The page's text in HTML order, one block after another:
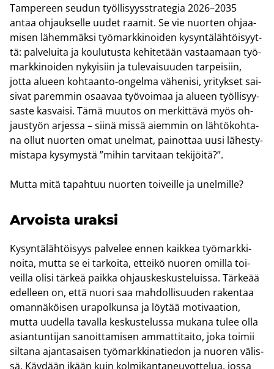
Tam­pe­reen seu­dun työl­li­syys­stra­te­gia 2026–2035
antaa oh­jauk­sel­le uudet raa­mit. Se vie nuor­ten oh­jaa­
mi­sen lä­hem­mäk­si työ­mark­ki­noi­den ky­syn­tä­läh­töi­syyt­
tä: pal­ve­lui­ta ja kou­lu­tus­ta ke­hi­te­tään vas­taa­maan työ­
mark­ki­noi­den ny­kyi­siin ja tu­le­vai­suu­den tar­pei­siin,
jotta alu­een kohtaanto-​ongelma vä­he­ni­si, yri­tyk­set sai­
si­vat pa­rem­min osaa­vaa työ­voi­maa ja alu­een työl­li­syy­
sas­te kas­vai­si. Tämä muu­tos on mer­kit­tä­vä myös oh­
jaus­työn ar­jes­sa – siinä missä ai­em­min on läh­tö­koh­ta­
na ollut nuor­ten omat unel­mat, pai­not­taa uusi lä­hes­ty­
mis­ta­pa ky­sy­mys­tä ”mihin tar­vi­taan te­ki­jöi­tä?”.
Mutta mitä ta­pah­tuu nuor­ten toi­veil­le ja unel­mil­le?
Ar­vois­ta urak­si
Ky­syn­tä­läh­töi­syys pal­ve­lee ennen kaik­kea työ­mark­ki­
noi­ta, mutta se ei tar­koi­ta, et­tei­kö nuo­ren omil­la toi­
veil­la olisi tär­keä paik­ka oh­jaus­kes­kus­te­luis­sa. Tär­ke­ää
edel­leen on, että nuori saa mah­dol­li­suu­den ra­ken­taa
oman­nä­köi­sen ura­pol­kun­sa ja löy­tää mo­ti­vaa­tion,
mutta uu­del­la ta­val­la kes­kus­te­lus­sa mu­ka­na tulee olla
asian­tun­ti­jan sa­noit­ta­mi­sen am­mat­ti­tai­to, joka toi­mii
sil­ta­na ajan­ta­sai­sen työ­mark­ki­na­tie­don ja nuo­ren vä­lis­
sä. Käy­dään ikään kuin kol­mi­kan­ta­neu­vot­te­lua, jossa